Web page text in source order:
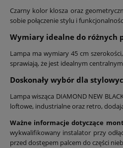
Czarny kolor klosza oraz
sobie połączenie stylu i
Wymiary idealne do różnych
Lampa ma wymiary 45 cm
sprawiają, że jest idealnym
Doskonały wybór dla
Lampa wisząca DIAMOND NEW
loftowe, industrialne oraz retro,
Ważne informacje dotyczące
wykwalifikowany instalator przy
przed dostępem palcem do części